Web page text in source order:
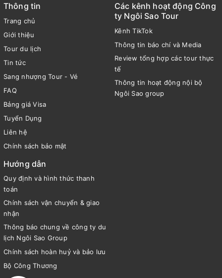
Thông tin
Trang chủ
Giới thiệu
Tour du lịch
Tin tức
Sang nhượng Tour - Vé
FAQ
Bảng giá Visa
Tuyển Dụng
Liên hệ
Chính sách bảo mật
Các kênh hoạt động Công
ty Ngôi Sao Tour
Kênh TikTok
Thông tin báo chí và Media
Review tổng hợp các tour thực
tế
Thông tin hoạt động nội bộ
Ngôi Sao group
Hướng dẫn
Quy định và hình thức thanh
toán
Chính sách vận chuyển & giao
nhận
Thông báo chung về công ty du
lịch Ngôi Sao Group
Chính sách hoàn huỷ và bảo lưu
Bộ Công Thương